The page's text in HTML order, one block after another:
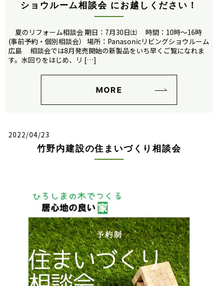
ショウルーム相談会 にお越しください！
夏のリフォーム相談会 期日：7月30日㈯ 時間：10時～16時
(事前予約・個別相談会） 場所：Panasonicリビングショウルーム
広島 相談会では8月発売開始の新製品をいち早くご覧になれま
す。水回りをはじめ、リ […]
MORE
2022/04/23
竹野内建設の住まいづくり相談会